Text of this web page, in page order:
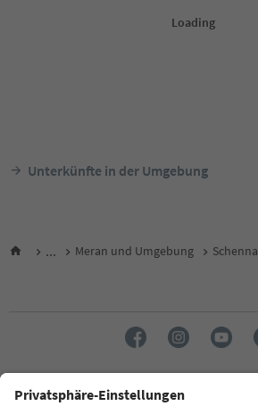
Unterkünfte in der Umgebung
... Meran und Umgebung Schenna
Sprache: Deutsch